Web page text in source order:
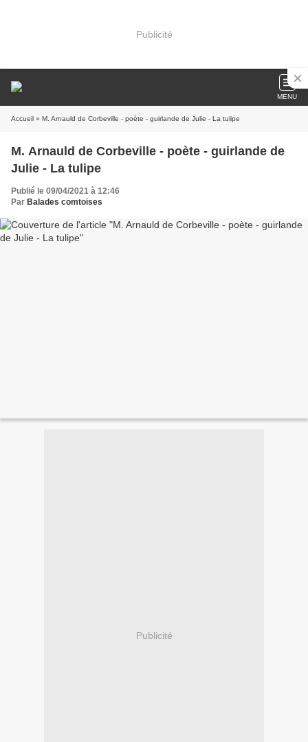
Publicité
MENU
Accueil » M. Arnauld de Corbeville - poète - guirlande de Julie - La tulipe
M. Arnauld de Corbeville - poète - guirlande de
Julie - La tulipe
Publié le 09/04/2021 à 12:46
Par Balades comtoises
Publicité